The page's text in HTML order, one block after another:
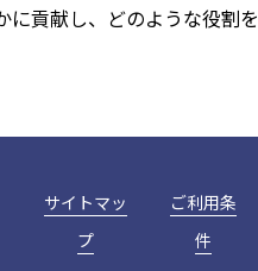
に貢献し、どのような役割
サイトマッ
プ
ご利用条
件